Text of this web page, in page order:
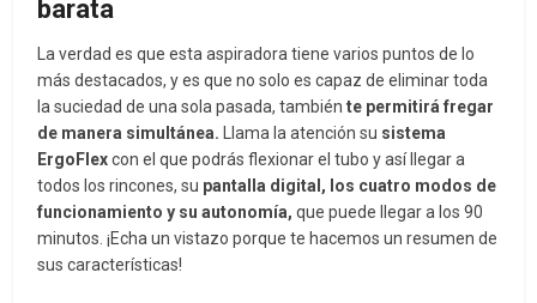
barata
La verdad es que esta aspiradora tiene varios puntos de lo
más destacados, y es que no solo es capaz de eliminar toda
la suciedad de una sola pasada, también te permitirá fregar
de manera simultánea. Llama la atención su sistema
ErgoFlexcon el que podrás flexionar el tubo y así llegar a
todos los rincones, su pantalla digital, los cuatro modos de
funcionamiento y su autonomía, que puede llegar a los 90
minutos. ¡Echa un vistazo porque te hacemos un resumen de
sus características!